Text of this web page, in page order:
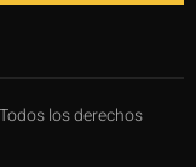
los derechos